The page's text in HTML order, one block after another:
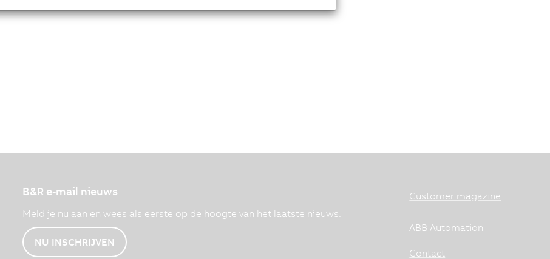
B&R e-mail nieuws
Meld je nu aan en wees als eerste op de hoogte van het laatste nieuws.
NU INSCHRIJVEN
Customer magazine
ABB Automation
Contact